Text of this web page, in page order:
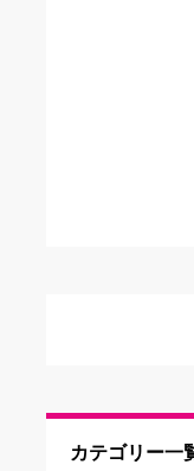
カテゴリー一